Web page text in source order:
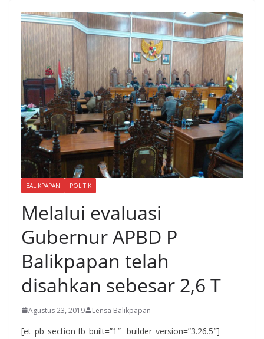
BALIKPAPAN POLITIK
Melalui evaluasi
Gubernur APBD P
Balikpapan telah
disahkan sebesar 2,6 T
Agustus 23, 2019 Lensa Balikpapan
[et_pb_section fb_built=”1″ _builder_version=”3.26.5″]